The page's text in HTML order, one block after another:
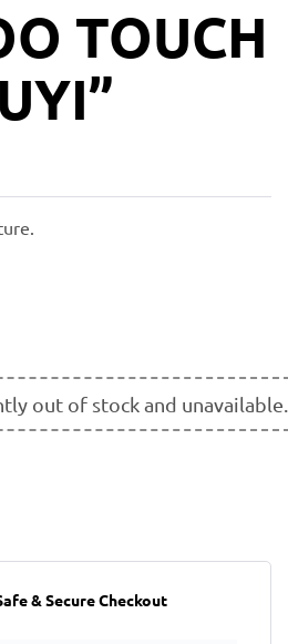
TOUCH
out of stock and unavailable.
& Secure Checkout